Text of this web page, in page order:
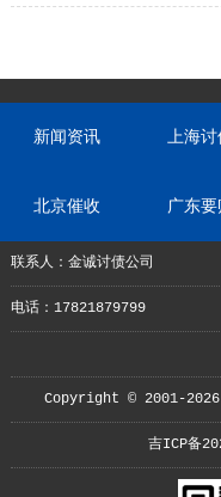
新闻资讯 上海讨
北京催收 广东要
联系人：金诚讨债公司
电话：17821879799
Copyright © 2001-
吉ICP备